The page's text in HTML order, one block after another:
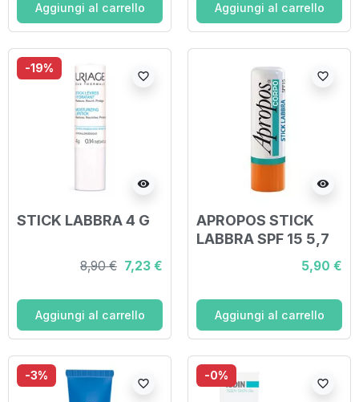
Aggiungi al carrello Aggiungi al carrello
-19%
visibility
favorite_border
STICK LABBRA 4 G
8,90 € 7,23 €
Aggiungi al carrello
visibility
favorite_border
APROPOS STICK
LABBRA SPF 15 5,7
5,90 €
Aggiungi al carrello
-3%
favorite_border
-0%
favorite_border